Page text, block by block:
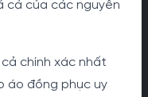
cả của các nguyên
chính xác nhất
áo đồng phục uy